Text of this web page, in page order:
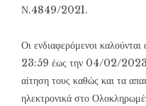
Ν.4849/2021.
Οι ενδιαφερόμενοι
23:59 έως την 04/02/2023
αίτηση τους καθώς και τα
ηλεκτρονικά στο